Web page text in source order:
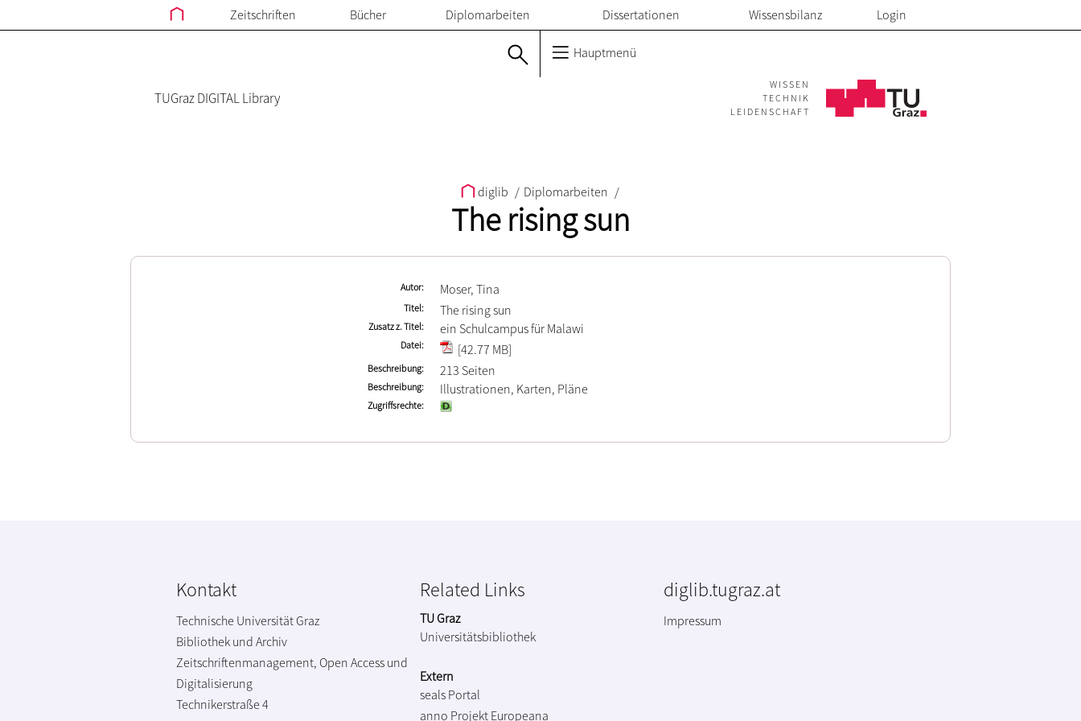
Zeitschriften Bücher Diplomarbeiten Dissertationen Wissensbilanz Login
Hauptmenü
TUGraz DIGITAL Library
WISSEN
TECHNIK
LEIDENSCHAFT
diglib / Diplomarbeiten /
The rising sun
Autor Moser, Tina
Titel The rising sun
Zusatz z. Titel ein Schulcampus für Malawi
Datei [42.77 MB]
Beschreibung 213 Seiten
Beschreibung Illustrationen, Karten, Pläne
Zugriffsrechte
Kontakt
Technische Universität Graz
Bibliothek und Archiv
Zeitschriftenmanagement, Open Access und
Digitalisierung
Technikerstraße 4
Related Links
TU Graz
Universitätsbibliothek
Extern
seals Portal
anno Projekt Europeana
diglib.tugraz.at
Impressum